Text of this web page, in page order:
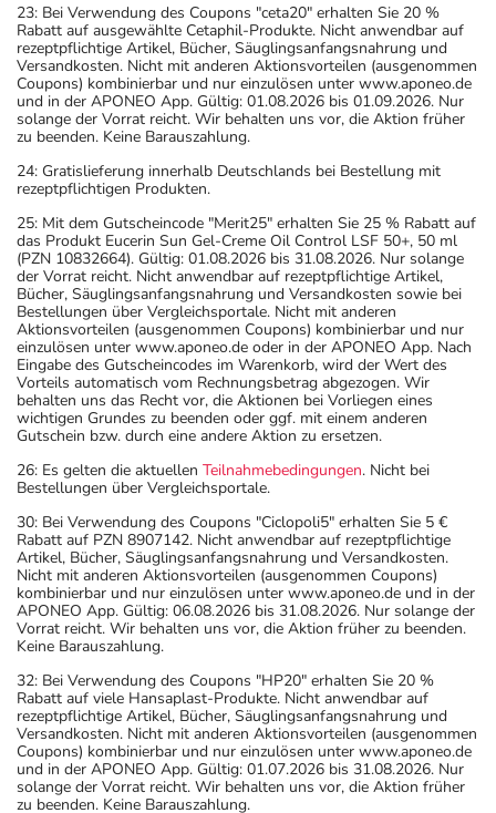
23: Bei Verwendung des Coupons "ceta20" erhalten Sie 20 %
Rabatt auf ausgewählte Cetaphil-Produkte. Nicht anwendbar auf
rezeptpflichtige Artikel, Bücher, Säuglingsanfangsnahrung und
Versandkosten. Nicht mit anderen Aktionsvorteilen (ausgenommen
Coupons) kombinierbar und nur einzulösen unter www.aponeo.de
und in der APONEO App. Gültig: 01.08.2026 bis 01.09.2026. Nur
solange der Vorrat reicht. Wir behalten uns vor, die Aktion früher
zu beenden. Keine Barauszahlung.
24: Gratislieferung innerhalb Deutschlands bei Bestellung mit
rezeptpflichtigen Produkten.
25: Mit dem Gutscheincode "Merit25" erhalten Sie 25 % Rabatt auf
das Produkt Eucerin Sun Gel-Creme Oil Control LSF 50+, 50 ml
(PZN 10832664). Gültig: 01.08.2026 bis 31.08.2026. Nur solange
der Vorrat reicht. Nicht anwendbar auf rezeptpflichtige Artikel,
Bücher, Säuglingsanfangsnahrung und Versandkosten sowie bei
Bestellungen über Vergleichsportale. Nicht mit anderen
Aktionsvorteilen (ausgenommen Coupons) kombinierbar und nur
einzulösen unter www.aponeo.de oder in der APONEO App. Nach
Eingabe des Gutscheincodes im Warenkorb, wird der Wert des
Vorteils automatisch vom Rechnungsbetrag abgezogen. Wir
behalten uns das Recht vor, die Aktionen bei Vorliegen eines
wichtigen Grundes zu beenden oder ggf. mit einem anderen
Gutschein bzw. durch eine andere Aktion zu ersetzen.
26: Es gelten die aktuellen Teilnahmebedingungen. Nicht bei
Bestellungen über Vergleichsportale.
30: Bei Verwendung des Coupons "Ciclopoli5" erhalten Sie 5 €
Rabatt auf PZN 8907142. Nicht anwendbar auf rezeptpflichtige
Artikel, Bücher, Säuglingsanfangsnahrung und Versandkosten.
Nicht mit anderen Aktionsvorteilen (ausgenommen Coupons)
kombinierbar und nur einzulösen unter www.aponeo.de und in der
APONEO App. Gültig: 06.08.2026 bis 31.08.2026. Nur solange der
Vorrat reicht. Wir behalten uns vor, die Aktion früher zu beenden.
Keine Barauszahlung.
32: Bei Verwendung des Coupons "HP20" erhalten Sie 20 %
Rabatt auf viele Hansaplast-Produkte. Nicht anwendbar auf
rezeptpflichtige Artikel, Bücher, Säuglingsanfangsnahrung und
Versandkosten. Nicht mit anderen Aktionsvorteilen (ausgenommen
Coupons) kombinierbar und nur einzulösen unter www.aponeo.de
und in der APONEO App. Gültig: 01.07.2026 bis 31.08.2026. Nur
solange der Vorrat reicht. Wir behalten uns vor, die Aktion früher
zu beenden. Keine Barauszahlung.